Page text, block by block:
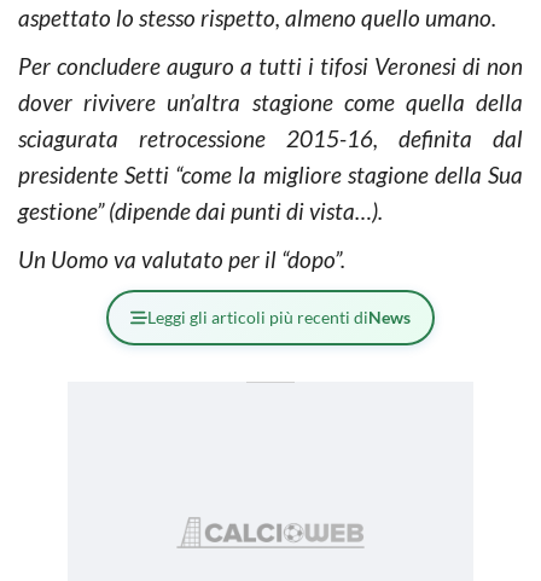
aspettato lo stesso rispetto, almeno quello umano.
Per concludere auguro a tutti i tifosi Veronesi di non
dover rivivere un’altra stagione come quella della
sciagurata retrocessione 2015-16, definita dal
presidente Setti “come la migliore stagione della Sua
gestione” (dipende dai punti di vista…).
Un Uomo va valutato per il “dopo”.
Leggi gli articoli più recenti diNews